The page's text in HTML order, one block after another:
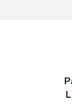
communaux